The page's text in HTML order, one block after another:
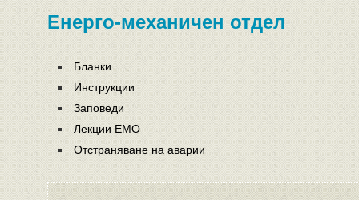
Енерго-механичен отдел
Бланки
Инструкции
Заповеди
Лекции ЕМО
Отстраняване на аварии